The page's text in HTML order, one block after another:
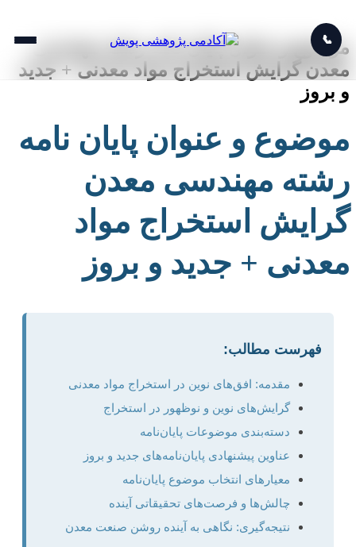
📞
موضوع و عنوان پایان نامه رشته مهندسی
معدن گرایش استخراج مواد معدنی + جدید
و بروز
موضوع و عنوان پایان نامه
رشته مهندسی معدن
گرایش استخراج مواد
معدنی + جدید و بروز
فهرست مطالب:
مقدمه: افق‌های نوین در استخراج مواد معدنی
گرایش‌های نوین و نوظهور در استخراج
دسته‌بندی موضوعات پایان‌نامه
عناوین پیشنهادی پایان‌نامه‌های جدید و بروز
معیارهای انتخاب موضوع پایان‌نامه
چالش‌ها و فرصت‌های تحقیقاتی آینده
نتیجه‌گیری: نگاهی به آینده روشن صنعت معدن